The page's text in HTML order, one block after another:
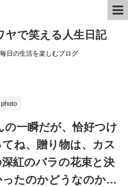
ヤで笑える人生日記
日の生活を楽しむブログ
photo
の一瞬だが、恰好つけ
ね、贈り物は、カス
紅のバラの花束と決
たのかどうなのか…